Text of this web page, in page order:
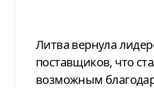
Литва вернула
поставщиков, что
возможным